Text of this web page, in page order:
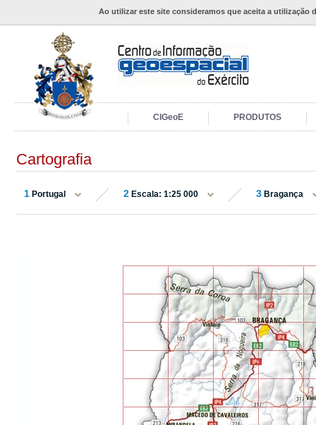
Ao utilizar este site consideramos que aceita a utilização
CIGeoE PRODUTOS
Cartografia
1 Portugal 2 Escala: 1:25 000 3 Bragança